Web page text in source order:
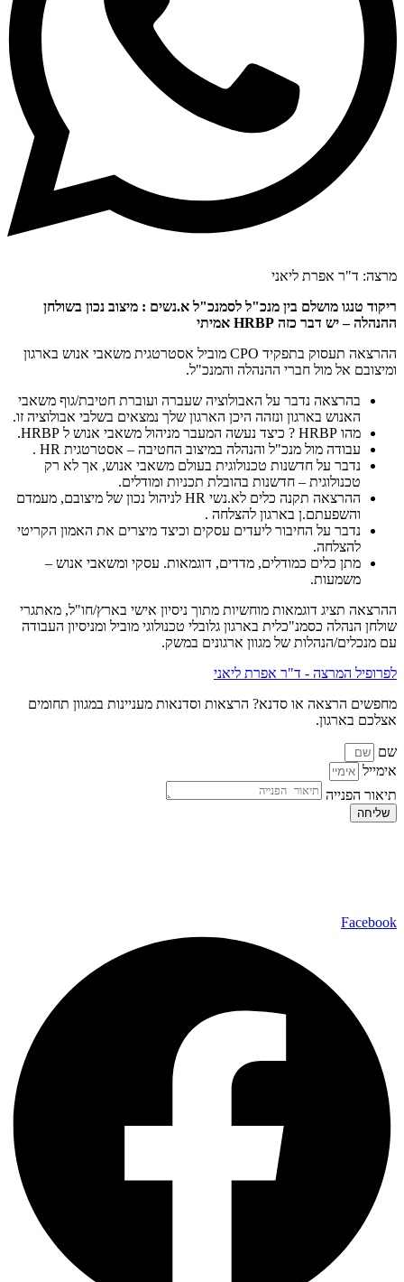
מרצה: ד"ר אפרת ליאני
ריקוד טנגו מושלם בין מנכ"ל לסמנכ"ל א.נשים : מיצוב נכון בשולחן
ההנהלה – יש דבר כזה HRBP אמיתי
ההרצאה תעסוק בתפקיד CPO מוביל אסטרטגית משאבי אנוש בארגון
ומיצובם אל מול חברי ההנהלה והמנכ"ל.
בהרצאה נדבר על האבולוציה שעברה ועוברת חטיבת/גוף משאבי
האנוש בארגון ונזהה היכן הארגון שלך נמצאים בשלבי אבולוציה זו.
מהו HRBP ? כיצד נעשה המעבר מניהול משאבי אנוש ל HRBP.
עבודה מול מנכ"ל והנהלה במיצוב החטיבה – אסטרטגית HR .
נדבר על חדשנות טכנולוגית בעולם משאבי אנוש, אך לא רק
טכנולוגית – חדשנות בהובלת תכניות ומודלים.
ההרצאה תקנה כלים לא.נשי HR לניהול נכון של מיצובם, מעמדם
והשפעתם.ן בארגון להצלחה .
נדבר על החיבור ליעדים עסקים וכיצד מיצרים את האמון הקריטי
להצלחה.
מתן כלים כמודלים, מדדים, דוגמאות. עסקי ומשאבי אנוש –
משמעות.
ההרצאה תציג דוגמאות מוחשיות מתוך ניסיון אישי בארץ/חו"ל, מאתגרי
שולחן הנהלה כסמנ"כלית בארגון גלובלי טכנולוגי מוביל ומניסיון העבודה
עם מנכלים/הנהלות של מגוון ארגונים במשק.
לפרופיל המרצה - ד"ר אפרת ליאני
מחפשים הרצאה או סדנא? הרצאות וסדנאות מעניינות במגוון תחומים
אצלכם בארגון.
שם
אימייל
תיאור הפנייה
שליחה
Facebook